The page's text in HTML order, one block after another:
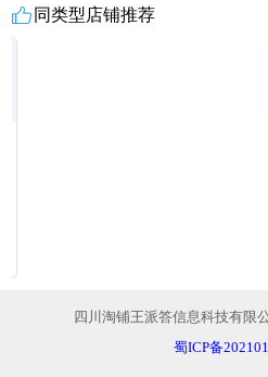
同类型店铺推荐
三
协
创
一
四川淘铺王派答信息科技有限
蜀ICP备